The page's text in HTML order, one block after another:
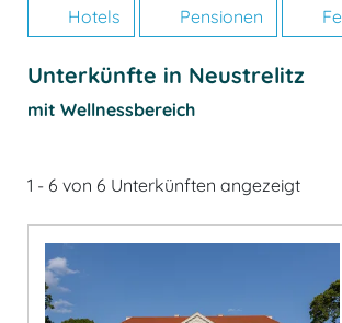
Hotels Pensionen
Unterkünfte in Neustrelitz
mit Wellnessbereich
1 - 6 von 6 Unterkünften angezeigt